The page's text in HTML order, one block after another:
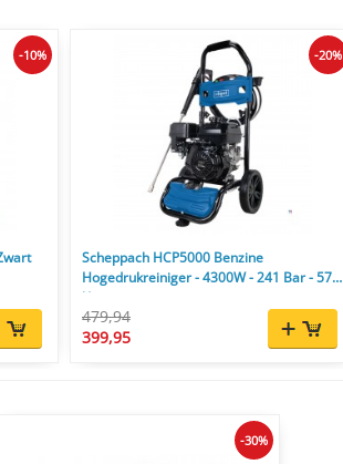
-10%
Scheppach HCP5000 Benzine
Hogedrukreiniger - 4300W - 241 Bar - 570
l/u
479,94
399,95
-20%
-30%